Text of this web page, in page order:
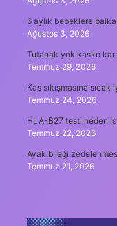
6 aylık bebeklere
Ağustos 3, 2026
Tutanak yok kasko
Temmuz 29, 2026
Kas sıkışmasına sıcak
Temmuz 24, 2026
HLA-B27 testi neden
Temmuz 22, 2026
Ayak bileği
Temmuz 21, 2026